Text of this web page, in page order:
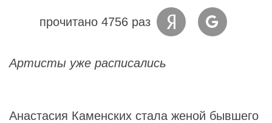
прочитано 4756 раз
Артисты уже расписались
Анастасия Каменских стала женой бывшего